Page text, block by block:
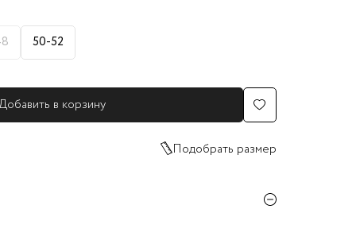
50-52
в корзину
Подобрать размер